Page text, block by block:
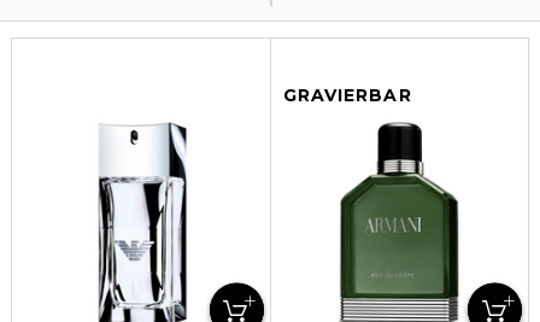
GRAVIERBAR